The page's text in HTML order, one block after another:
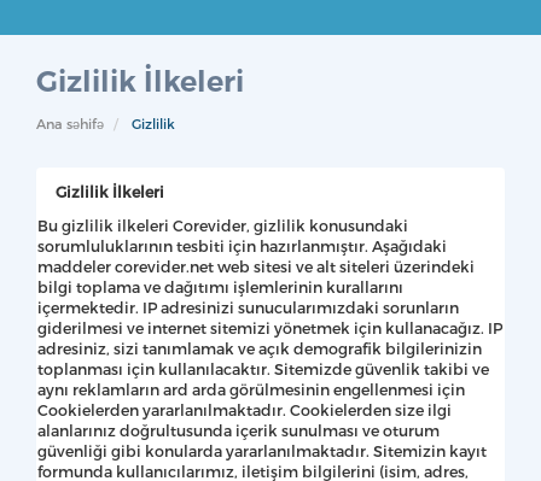
Gizlilik İlkeleri
Ana səhifə Gizlilik
Gizlilik İlkeleri
Bu gizlilik ilkeleri Corevider, gizlilik konusundaki
sorumluluklarının tesbiti için hazırlanmıştır. Aşağıdaki
maddeler corevider.net web sitesi ve alt siteleri üzerindeki
bilgi toplama ve dağıtımı işlemlerinin kurallarını
içermektedir. IP adresinizi sunucularımızdaki sorunların
giderilmesi ve internet sitemizi yönetmek için kullanacağız. IP
adresiniz, sizi tanımlamak ve açık demografik bilgilerinizin
toplanması için kullanılacaktır. Sitemizde güvenlik takibi ve
aynı reklamların ard arda görülmesinin engellenmesi için
Cookielerden yararlanılmaktadır. Cookielerden size ilgi
alanlarınız doğrultusunda içerik sunulması ve oturum
güvenliği gibi konularda yararlanılmaktadır. Sitemizin kayıt
formunda kullanıcılarımız, iletişim bilgilerini (isim, adres,